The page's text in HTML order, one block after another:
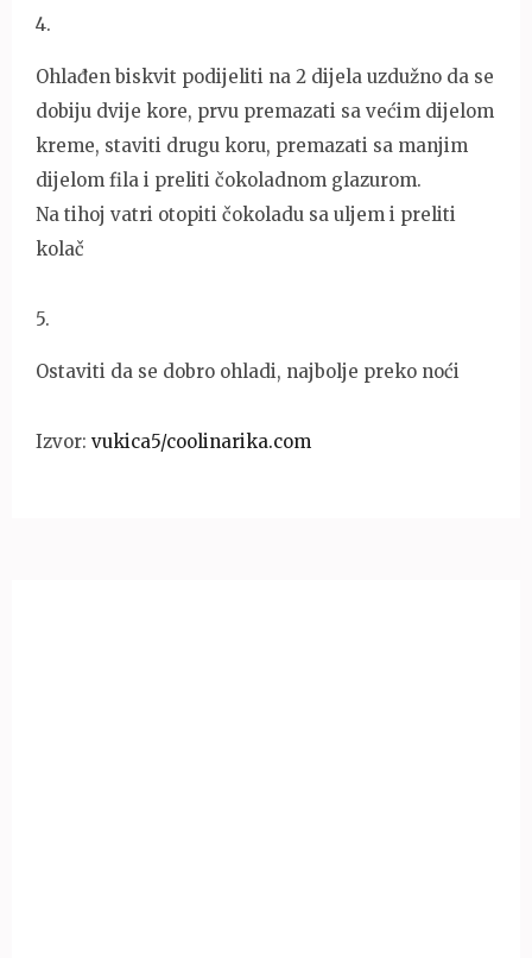
4.
Ohlađen biskvit podijeliti na 2 dijela uzdužno da se
dobiju dvije kore, prvu premazati sa većim dijelom
kreme, staviti drugu koru, premazati sa manjim
dijelom fila i preliti čokoladnom glazurom.
Na tihoj vatri otopiti čokoladu sa uljem i preliti
kolač
5.
Ostaviti da se dobro ohladi, najbolje preko noći
Izvor: vukica5/coolinarika.com